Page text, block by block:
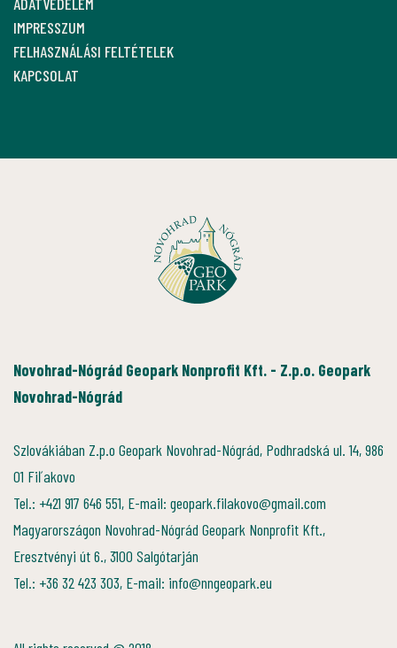
ADATVÉDELEM
IMPRESSZUM
FELHASZNÁLÁSI FELTÉTELEK
KAPCSOLAT
Novohrad-Nógrád Geopark Nonprofit Kft. - Z.p.o. Geopark
Novohrad-Nógrád
Szlovákiában Z.p.o Geopark Novohrad-Nógrád, Podhradská ul. 14, 986
01 Fiľakovo
Tel.: +421 917 646 551, E-mail: geopark.filakovo@gmail.com
Magyarországon Novohrad-Nógrád Geopark Nonprofit Kft.,
Eresztvényi út 6., 3100 Salgótarján
Tel.: +36 32 423 303, E-mail: info@nngeopark.eu